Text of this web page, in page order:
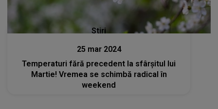
Stiri
25 mar 2024
Temperaturi fără precedent la sfârșitul lui
Martie! Vremea se schimbă radical în
weekend